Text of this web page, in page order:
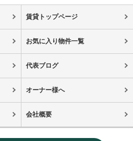
賃貸トップページ
お気に入り物件一覧
代表ブログ
オーナー様へ
会社概要